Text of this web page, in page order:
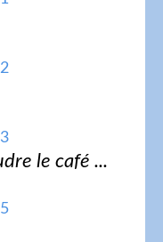
le café ...